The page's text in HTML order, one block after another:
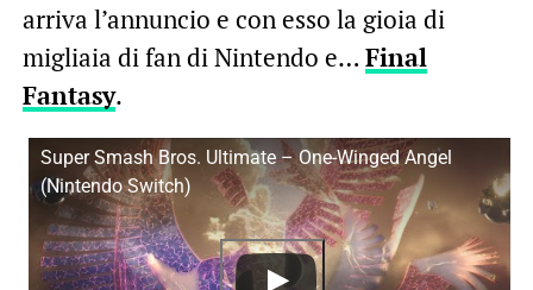
arriva l’annuncio e con esso la gioia di
migliaia di fan di Nintendo e… Final
Fantasy.
Super Smash Bros. Ultimate – One-Winged Angel
(Nintendo Switch)